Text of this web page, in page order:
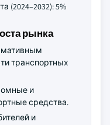
(2024–2032): 5%
рынка
транспортных
и
средства.
и